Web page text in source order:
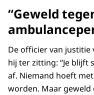
“Geweld
De officier van justitie
hij ter zitting: “Je blijft
af. Niemand hoeft
worden. Maar